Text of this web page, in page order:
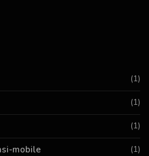
(1)
(1)
(1)
mobile (1)